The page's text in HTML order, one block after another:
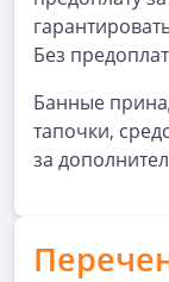
Без
Банные
тапочки,
за